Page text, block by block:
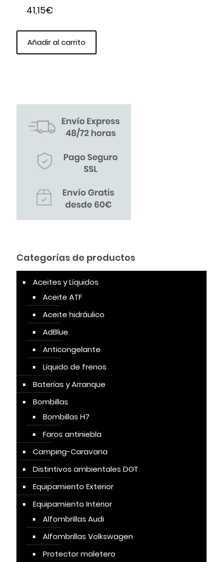
41,15€
Añadir al carrito
Categorías de productos
Aceites y Líquidos
Aceite ATF
Aceite hidráulico
AdBlue
Anticongelante
Líquido de frenos
Baterías y Arranque
Bombillas
Bombillas H7
Faros antiniebla
Camping-Caravana
Distintivos ambientales DGT
Equipamiento Exterior
Equipamiento Interior
Alfombrillas Audi
Alfombrillas Volkswagen
Protector maletero